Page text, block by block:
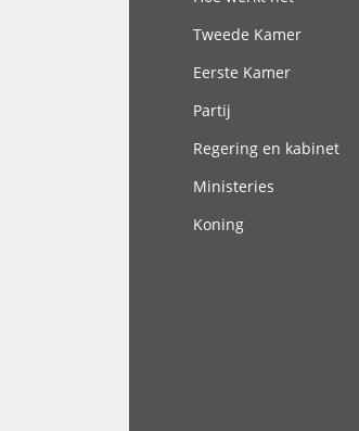
Tweede Kamer
Eerste Kamer
Partij
Regering en kabinet
Ministeries
Koning